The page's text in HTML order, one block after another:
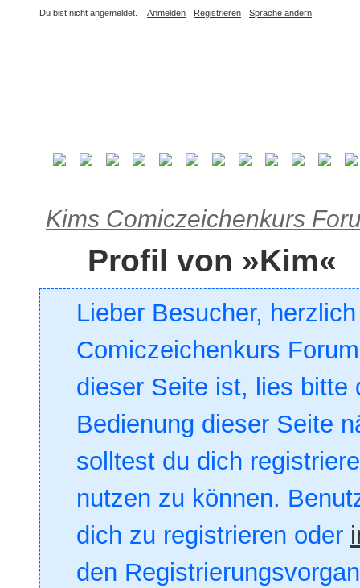
Du bist nicht angemeldet. Anmelden Registrieren Sprache ändern
Kims Comiczeichenkurs
Profil von »Kim«
Lieber Besucher,
Comiczeichenkurs
dieser Seite ist, lies bitte
Bedienung dieser Seite
solltest du dich
nutzen zu können.
dich zu registrieren oder
den